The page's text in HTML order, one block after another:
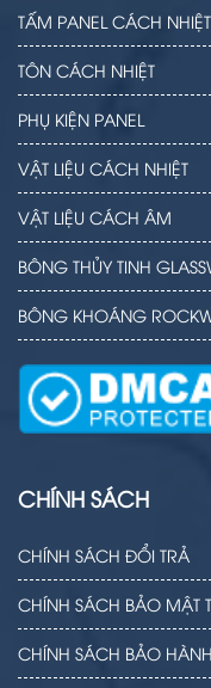
TẤM PANEL CÁCH NHIỆT
TÔN CÁCH NHIỆT
PHỤ KIỆN PANEL
VẬT LIỆU CÁCH NHIỆT
VẬT LIỆU CÁCH ÂM
BÔNG THỦY TINH
BÔNG KHOÁNG
CHÍNH SÁCH
CHÍNH SÁCH ĐỔI TRẢ
CHÍNH SÁCH BẢO MẬT
CHÍNH SÁCH BẢO HÀNH